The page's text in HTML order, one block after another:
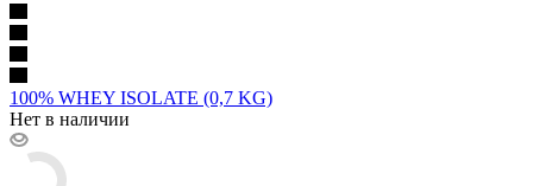
100% WHEY ISOLATE (0,7 KG)
Нет в наличии